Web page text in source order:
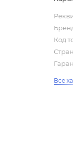
Код
Все